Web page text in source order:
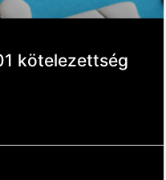
kötelezettség